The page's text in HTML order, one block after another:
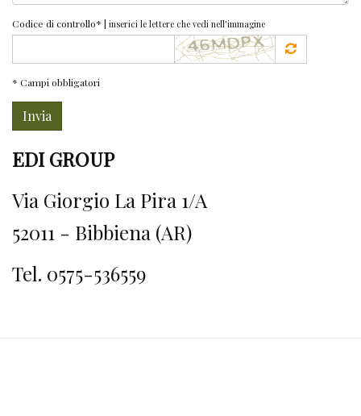
Codice di controllo* | inserici le lettere che vedi nell'immagine
* Campi obbligatori
Invia
EDI GROUP
Via Giorgio La Pira 1/A
52011 - Bibbiena (AR)
Tel. 0575-536559